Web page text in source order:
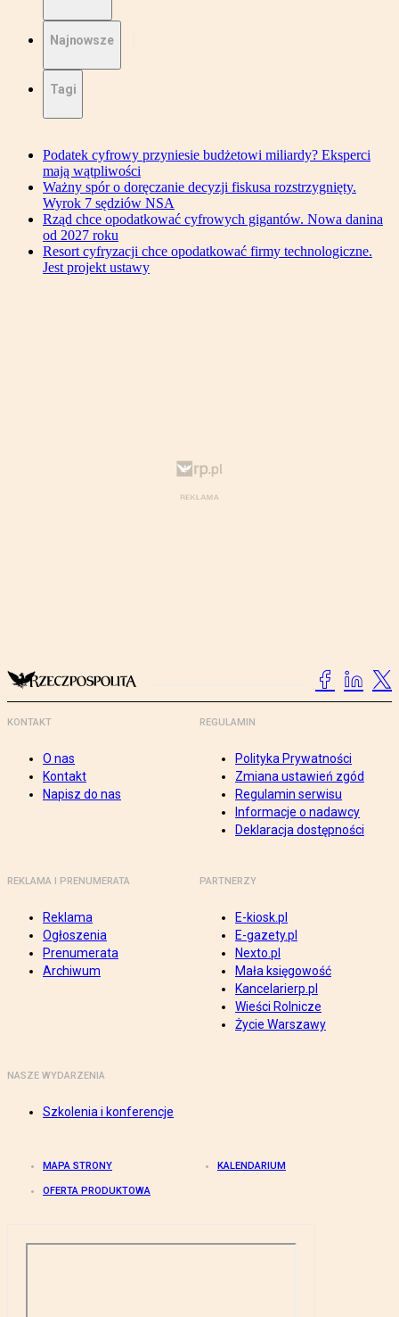
Najnowsze
Tagi
Podatek cyfrowy przyniesie budżetowi miliardy? Eksperci
mają wątpliwości
Ważny spór o doręczanie decyzji fiskusa rozstrzygnięty.
Wyrok 7 sędziów NSA
Rząd chce opodatkować cyfrowych gigantów. Nowa danina
od 2027 roku
Resort cyfryzacji chce opodatkować firmy technologiczne.
Jest projekt ustawy
KONTAKT
O nas
Kontakt
Napisz do nas
REGULAMIN
Polityka Prywatności
Zmiana ustawień zgód
Regulamin serwisu
Informacje o nadawcy
Deklaracja dostępności
REKLAMA I PRENUMERATA
Reklama
Ogłoszenia
Prenumerata
Archiwum
PARTNERZY
E-kiosk.pl
E-gazety.pl
Nexto.pl
Mała księgowość
Kancelarierp.pl
Wieści Rolnicze
Życie Warszawy
NASZE WYDARZENIA
Szkolenia i konferencje
MAPA STRONY KALENDARIUM
OFERTA PRODUKTOWA